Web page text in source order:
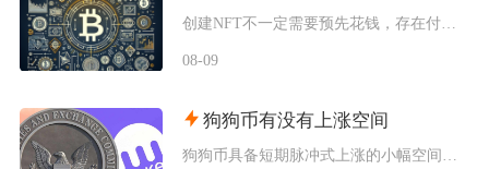
08-09
狗狗币有没有上涨空间
狗狗币具备短期脉冲式上涨的小幅空间，但长期很难走出持续性大涨行情，行情分化特征十分明显，仅